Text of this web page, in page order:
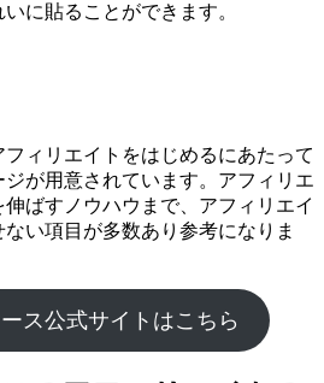
に貼ることができます。
ィリエイトをはじめるにあたって
が用意されています。アフィリエ
ばすノウハウまで、アフィリエイ
ない項目が多数あり参考になりま
ス公式サイトはこちら